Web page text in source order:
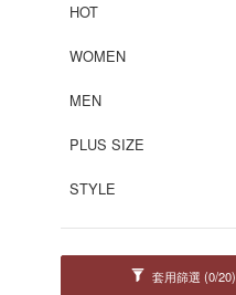
HOT
WOMEN
MEN
PLUS SIZE
STYLE
套用篩選 (0/20)